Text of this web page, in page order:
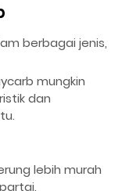
berbagai jenis,
mungkin
dan
lebih murah